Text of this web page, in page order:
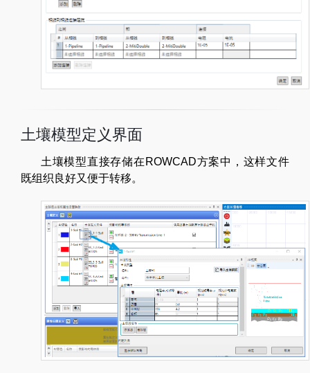
土壤模型定义界面
土壤模型直接存储在ROWCAD方案中，这样文件
既组织良好又便于转移。